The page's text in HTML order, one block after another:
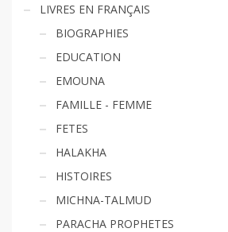
LIVRES EN FRANÇAIS
BIOGRAPHIES
EDUCATION
EMOUNA
FAMILLE - FEMME
FETES
HALAKHA
HISTOIRES
MICHNA-TALMUD
PARACHA PROPHETES